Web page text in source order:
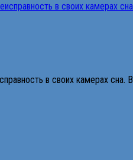
в своих камерах сна.